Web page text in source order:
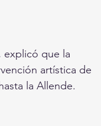
explicó que la
artística de
la Allende.